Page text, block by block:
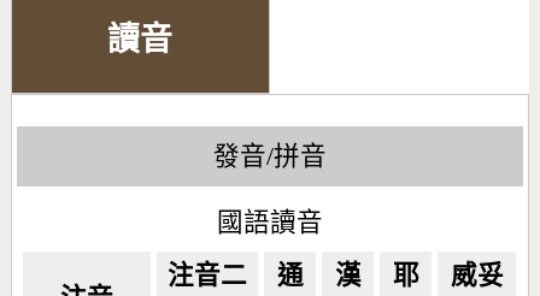
讀音
發音/拼音
國語讀音
注音二 通 漢 耶 威妥